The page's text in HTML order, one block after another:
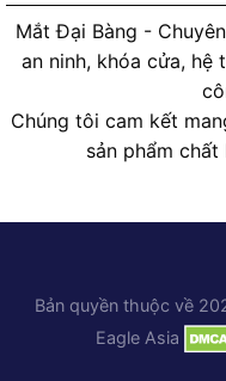
Mắt Đại Bàng -
an ninh, khóa cửa, hệ
Chúng tôi cam kết
sản phẩm
Bản quyền thuộc về
Eagle Asia